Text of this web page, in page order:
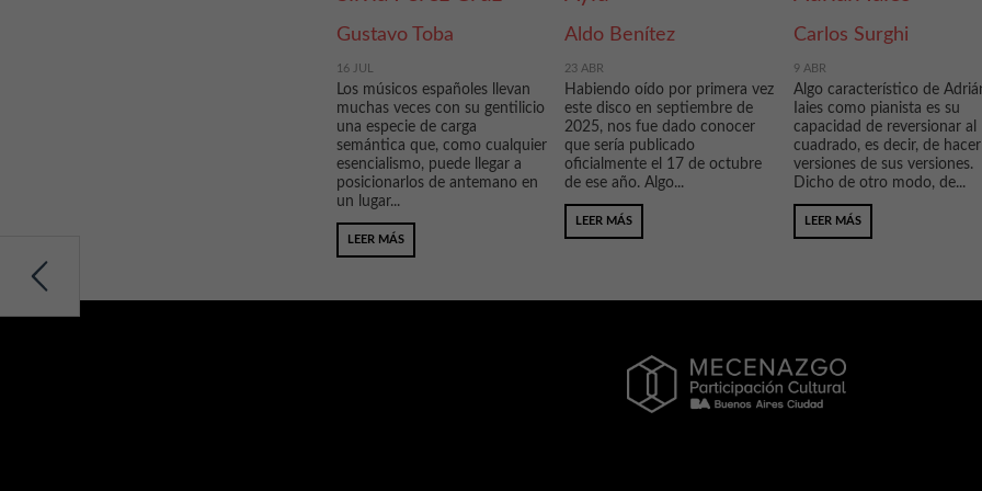
Gustavo Toba
16 JUL
Los músicos españoles llevan
muchas veces con su gentilicio
una especie de carga
semántica que, como cualquier
esencialismo, puede llegar a
posicionarlos de antemano en
un lugar...
LEER MÁS
Aldo Benítez
23 ABR
Habiendo oído por primera vez
este disco en septiembre de
2025, nos fue dado conocer
que sería publicado
oficialmente el 17 de octubre
de ese año. Algo...
LEER MÁS
Carlos Surghi
9 ABR
Algo característico de
Iaies como pianista es su
capacidad de reversionar al
cuadrado, es decir, de hacer
versiones de sus versiones.
Dicho de otro modo, de...
LEER MÁS